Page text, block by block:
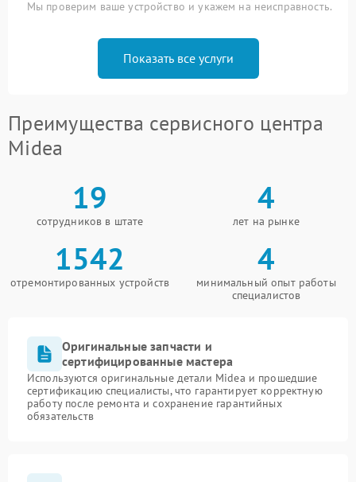
Мы проверим ваше устройство и укажем на неисправность.
Показать все услуги
Преимущества сервисного центра
Midea
19
сотрудников в штате
4
лет на рынке
1542
отремонтированных устройств
4
минимальный опыт работы
специалистов
Оригинальные запчасти и
сертифицированные мастера
Используются оригинальные детали Midea и прошедшие
сертификацию специалисты, что гарантирует корректную
работу после ремонта и сохранение гарантийных
обязательств